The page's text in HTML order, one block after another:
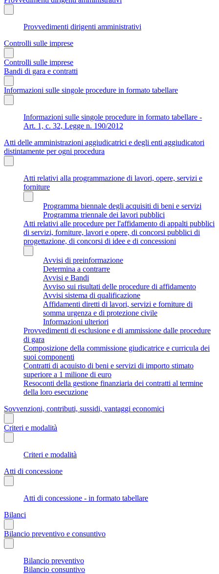
Provvedimenti dirigenti amministrativi
Controlli sulle imprese
Controlli sulle imprese
Bandi di gara e contratti
Informazioni sulle singole procedure in formato tabellare
Informazioni sulle singole procedure in formato tabellare -
Art. 1, c. 32, Legge n. 190/2012
Atti delle amministrazioni aggiudicatrici e degli enti aggiudicatori
distintamente per ogni procedura
Atti relativi alla programmazione di lavori, opere, servizi e
forniture
Programma biennale degli acquisiti di beni e servizi
Programma triennale dei lavori pubblici
Atti relativi alle procedure per l'affidamento di appalti pubblici
di servizi, forniture, lavori e opere, di concorsi pubblici di
progettazione, di concorsi di idee e di concessioni
Avvisi di preinformazione
Determina a contrarre
Avvisi e Bandi
Avviso sui risultati delle procedure di affidamento
Avvisi sistema di qualificazione
Affidamenti diretti di lavori, servizi e forniture di
somma urgenza e di protezione civile
Informazioni ulteriori
Provvedimenti di esclusione e di ammissione dalle procedure
di gara
Composizione della commissione giudicatrice e curricula dei
suoi componenti
Contratti di acquisto di beni e servizi di importo stimato
superiore a 1 milione di euro
Resoconti della gestione finanziaria dei contratti al termine
della loro esecuzione
Sovvenzioni, contributi, sussidi, vantaggi economici
Criteri e modalità
Criteri e modalità
Atti di concessione
Atti di concessione - in formato tabellare
Bilanci
Bilancio preventivo e consuntivo
Bilancio preventivo
Bilancio consuntivo